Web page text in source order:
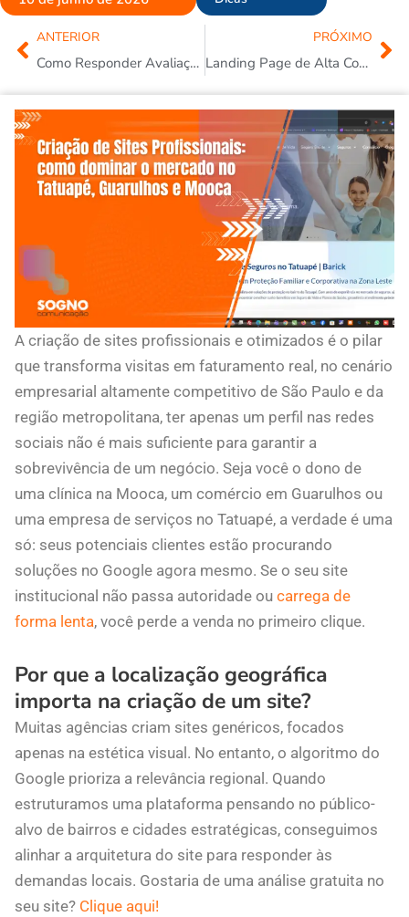
Anterior
ANTERIOR
Como Responder Avaliações no Google: Guia Prático com Modelos de Resposta
PRÓXIMO
Landing Page de Alta Conversão: o segredo para não desperdiçar dinheiro com anúncios
A criação de sites profissionais e otimizados é o pilar
que transforma visitas em faturamento real, no cenário
empresarial altamente competitivo de São Paulo e da
região metropolitana, ter apenas um perfil nas redes
sociais não é mais suficiente para garantir a
sobrevivência de um negócio. Seja você o dono de
uma clínica na Mooca, um comércio em Guarulhos ou
uma empresa de serviços no Tatuapé, a verdade é uma
só: seus potenciais clientes estão procurando
soluções no Google agora mesmo. Se o seu site
institucional não passa autoridade ou carrega de
forma lenta, você perde a venda no primeiro clique.
Por que a localização geográfica
importa na criação de um site?
Muitas agências criam sites genéricos, focados
apenas na estética visual. No entanto, o algoritmo do
Google prioriza a relevância regional. Quando
estruturamos uma plataforma pensando no público-
alvo de bairros e cidades estratégicas, conseguimos
alinhar a arquitetura do site para responder às
demandas locais. Gostaria de uma análise gratuita no
seu site? Clique aqui!